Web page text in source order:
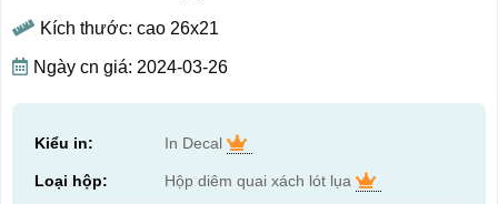
Kích thước: cao 26x21
Ngày cn giá: 2024-03-26
Kiểu in: In Decal
Loại hộp: Hộp diêm quai xách lót lụa